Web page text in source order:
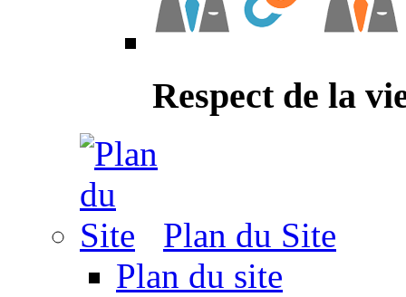
Respect de la
Plan du Site
Plan du site